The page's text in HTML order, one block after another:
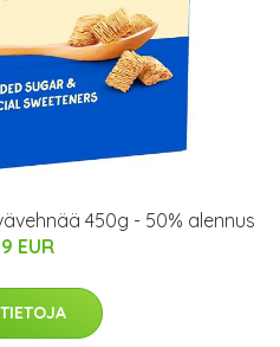
450g - 50% alennus
EUR